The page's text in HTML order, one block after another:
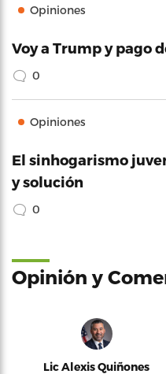
Opiniones
Voy a Trump y pago
0
Opiniones
El sinhogarismo
y solución
0
Opinión y
Lic Alexis Quiñones